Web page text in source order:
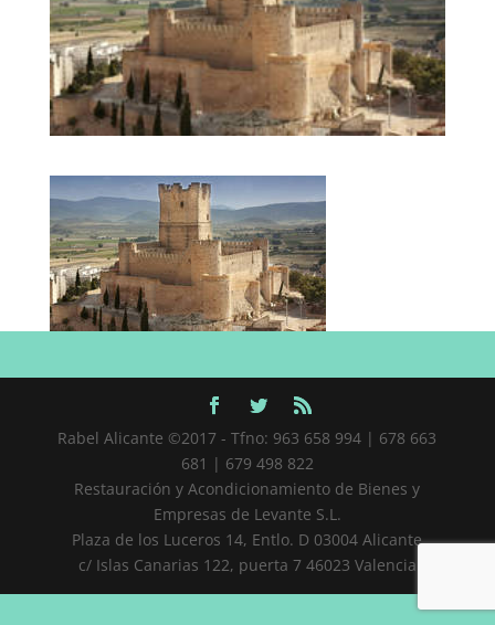
Rabel Alicante ©2017 - Tfno: 963 658 994 | 678 663
681 | 679 498 822
Restauración y Acondicionamiento de Bienes y
Empresas de Levante S.L.
Plaza de los Luceros 14, Entlo. D 03004 Alicante
c/ Islas Canarias 122, puerta 7 46023 Valencia